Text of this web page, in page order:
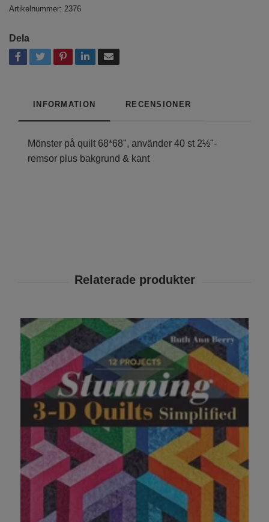
Artikelnummer: 2376
Dela
INFORMATION RECENSIONER
Mönster på quilt 68*68", använder 40 st 2½"-
remsor plus bakgrund & kant